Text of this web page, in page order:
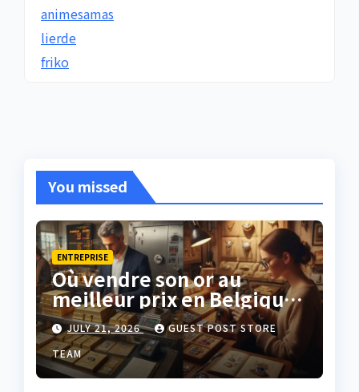
animesamas
lierde
friko
You missed
ENTREPRISE
Où vendre son or au
meilleur prix en Belgique
? JULY 21, 2026
GUEST POST STORE
TEAM